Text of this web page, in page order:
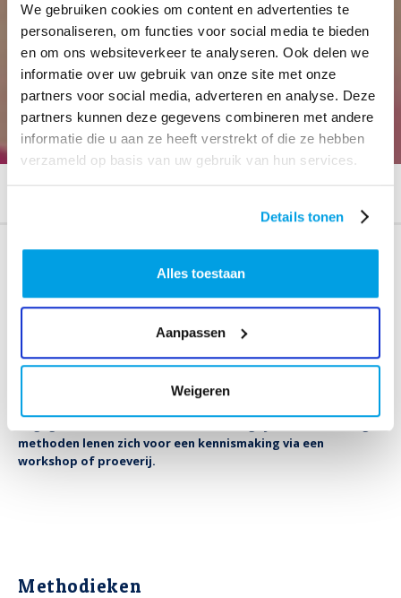
We gebruiken cookies om content en advertenties te
personaliseren, om functies voor social media te bieden
en om ons websiteverkeer te analyseren. Ook delen we
informatie over uw gebruik van onze site met onze
partners voor social media, adverteren en analyse. Deze
partners kunnen deze gegevens combineren met andere
informatie die u aan ze heeft verstrekt of die ze hebben
verzameld op basis van uw gebruik van hun services.
Details tonen
Alles toestaan
Aanpassen
Weigeren
NEEM CONTACT OP
Methodieken
oplossingen, kiest voor een aanpak waarbij wij altijd
inwoners betrekken. Wij noemen dit '
piramide'. We verkennen het vraagstuk, stellen vast wie er
betrokken moeten zijn en kiezen een passende aanpak. Voor
methoden lenen zich voor een kennismaking via een
workshop of proeverij.
Methodieken